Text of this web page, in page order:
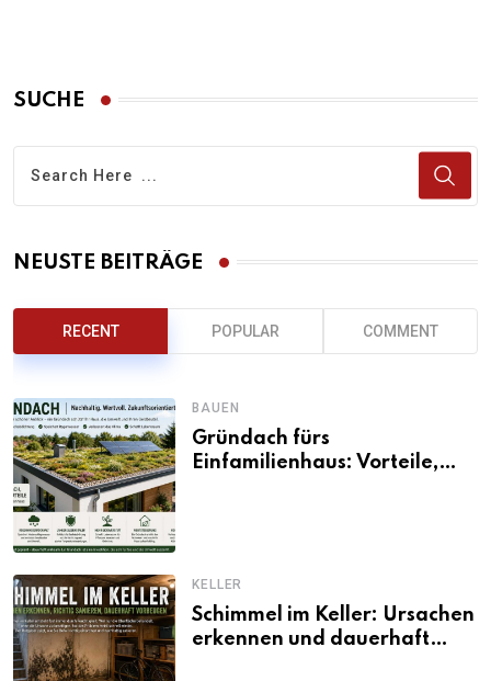
SUCHE
NEUSTE BEITRÄGE
RECENT POPULAR COMMENT
BAUEN
Gründach fürs
Einfamilienhaus: Vorteile,
KELLER
Schimmel im Keller: Ursachen
erkennen und dauerhaft